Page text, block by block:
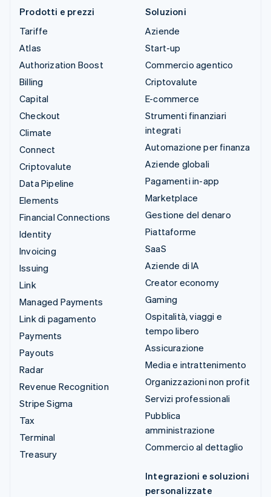
Prodotti e prezzi
Tariffe
Atlas
Authorization Boost
Billing
Capital
Checkout
Climate
Connect
Criptovalute
Data Pipeline
Elements
Financial Connections
Identity
Invoicing
Issuing
Link
Managed Payments
Link di pagamento
Payments
Payouts
Radar
Revenue Recognition
Stripe Sigma
Tax
Terminal
Treasury
Soluzioni
Aziende
Start-up
Commercio agentico
Criptovalute
E-commerce
Strumenti finanziari
integrati
Automazione per finanza
Aziende globali
Pagamenti in-app
Marketplace
Gestione del denaro
Piattaforme
SaaS
Aziende di IA
Creator economy
Gaming
Ospitalità, viaggi e
tempo libero
Assicurazione
Media e intrattenimento
Organizzazioni non profit
Servizi professionali
Pubblica
amministrazione
Commercio al dettaglio
Integrazioni e soluzioni
personalizzate